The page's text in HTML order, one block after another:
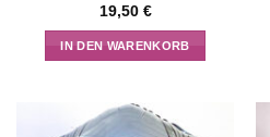
19,50 €
IN DEN WARENKORB